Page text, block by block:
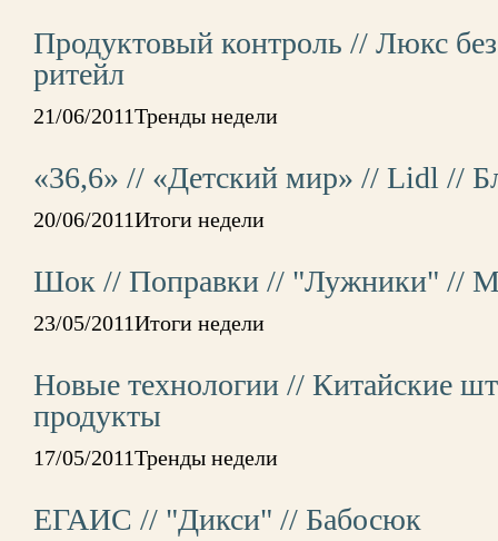
Продуктовый контроль // Люкс
ритейл
21/06/2011Тренды недели
«36,6» // «Детский мир» // Lidl //
20/06/2011Итоги недели
Шок // Поправки // "Лужники" //
23/05/2011Итоги недели
Новые технологии // Китайские
продукты
17/05/2011Тренды недели
ЕГАИС // "Дикси" // Бабосюк